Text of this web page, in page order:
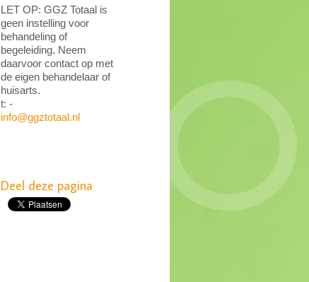
LET OP: GGZ Totaal is
geen instelling voor
behandeling of
begeleiding. Neem
daarvoor contact op met
de eigen behandelaar of
huisarts.
t: -
info@ggztotaal.nl
Deel deze pagina